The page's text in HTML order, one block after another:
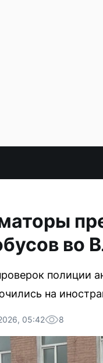
во
полиции
на
05:42 8